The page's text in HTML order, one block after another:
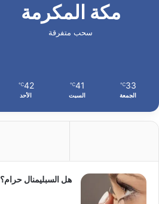
مكة المكرمة
سحب متفرقة
33
℃
الجمعة
41
℃
السبت
42
℃
الأحد
هل السبليمنال حرام؟